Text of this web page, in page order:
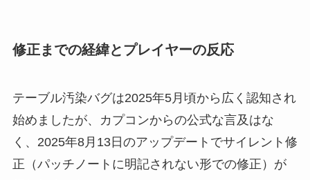
修正までの経緯とプレイヤーの反応
テーブル汚染バグは2025年5月頃から広く認知され
始めましたが、カプコンからの公式な言及はな
く、2025年8月13日のアップデートでサイレント修
正（パッチノートに明記されない形での修正）が